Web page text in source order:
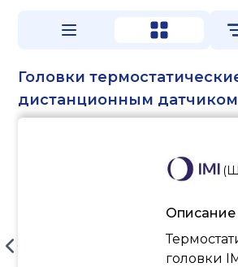
Головки
дистанционным датчиком
(
Описание
головки